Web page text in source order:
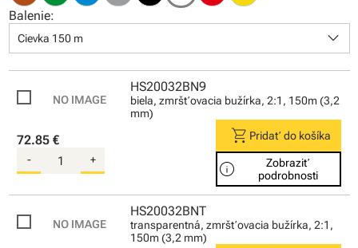
Balenie:
Cievka 150 m keyboard_arrow_down
HS20032BN9
biela, zmršťovacia bužírka, 2:1, 150m (3,2
mm)
72.85 €
- +
shopping_cart Pridať do košíka
info
Zobraziť
podrobnosti
HS20032BNT
transparentná, zmršťovacia bužírka, 2:1,
150m (3,2 mm)